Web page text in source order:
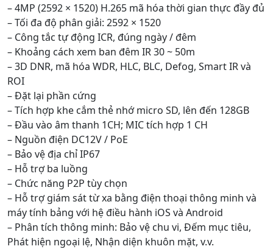
– 4MP (2592 × 1520) H.265 mã hóa thời gian thực đầy đủ
– Tối đa độ phân giải: 2592 × 1520
– Công tắc tự động ICR, đúng ngày / đêm
– Khoảng cách xem ban đêm IR 30 ~ 50m
– 3D DNR, mã hóa WDR, HLC, BLC, Defog, Smart IR và
ROI
– Đặt lại phần cứng
– Tích hợp khe cắm thẻ nhớ micro SD, lên đến 128GB
– Đầu vào âm thanh 1CH; MIC tích hợp 1 CH
– Nguồn điện DC12V / PoE
– Bảo vệ địa chỉ IP67
– Hỗ trợ ba luồng
– Chức năng P2P tùy chọn
– Hỗ trợ giám sát từ xa bằng điện thoại thông minh và
máy tính bảng với hệ điều hành iOS và Android
– Phân tích thông minh: Bảo vệ chu vi, Đếm mục tiêu,
Phát hiện ngoại lệ, Nhận diện khuôn mặt, v.v.